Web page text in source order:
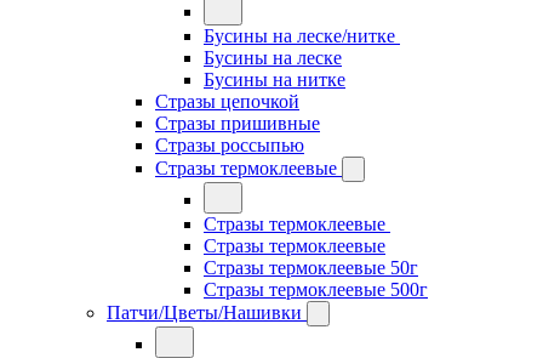
Бусины на леске/нитке
Бусины на леске
Бусины на нитке
Стразы цепочкой
Стразы пришивные
Стразы россыпью
Стразы термоклеевые
Стразы термоклеевые
Стразы термоклеевые
Стразы термоклеевые 50г
Стразы термоклеевые 500г
Патчи/Цветы/Нашивки